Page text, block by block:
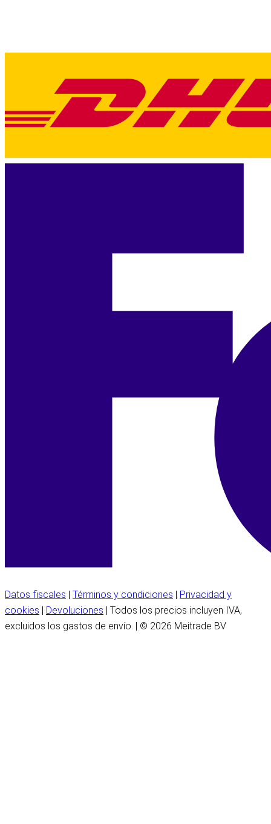
Datos fiscales Términos y condiciones
Privacidad y
cookies
Devoluciones | Todos los precios incluyen IVA,
excluidos los gastos de envío. | © 2026 Meitrade BV